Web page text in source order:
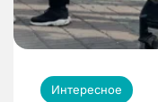
Интересное